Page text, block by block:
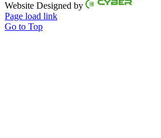
Website Designed by
Page load link
Go to Top